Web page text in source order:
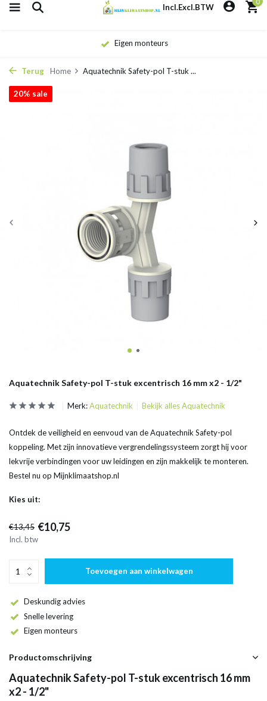
Incl.Excl.BTW
Eigen monteurs
Terug Home Aquatechnik Safety-pol T-stuk ...
Aquatechnik Safety-pol T-stuk excentrisch 16 mm x2 - 1/2"
20% sale
Merk:Aquatechnik Bekijk alles Aquatechnik
Ontdek de veiligheid en eenvoud van de Aquatechnik Safety-pol
koppeling. Met zijn innovatieve vergrendelingssysteem zorgt hij voor
lekvrije verbindingen voor uw leidingen en zijn makkelijk te monteren.
Bestel nu op Mijnklimaatshop.nl
Kies uit:
€13,45 €10,75
Incl. btw
Toevoegen aan winkelwagen
Deskundig advies
Snelle levering
Eigen monteurs
Productomschrijving
Aquatechnik Safety-pol T-stuk excentrisch 16 mm
x2 - 1/2"